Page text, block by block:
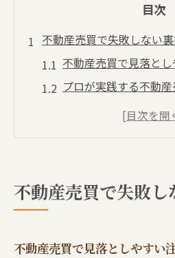
目次
不動産売買で失敗しない
不動産売買で見落と
プロが実践する不動
副業視点で考える不動産
識
不動産売買で失敗
不動産売買で見落としやすい